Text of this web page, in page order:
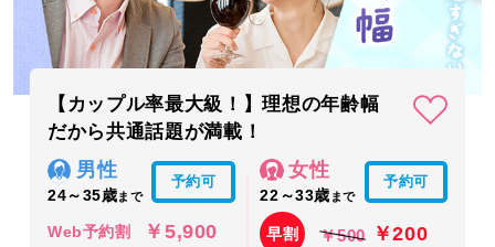
【カップル率最大級！】理想の年齢幅
だから共通話題が満載！
男性
24～35歳まで
予約可
Web予約割 ￥5,900
女性
22～33歳 まで
予約可
早割 ￥500 ￥200